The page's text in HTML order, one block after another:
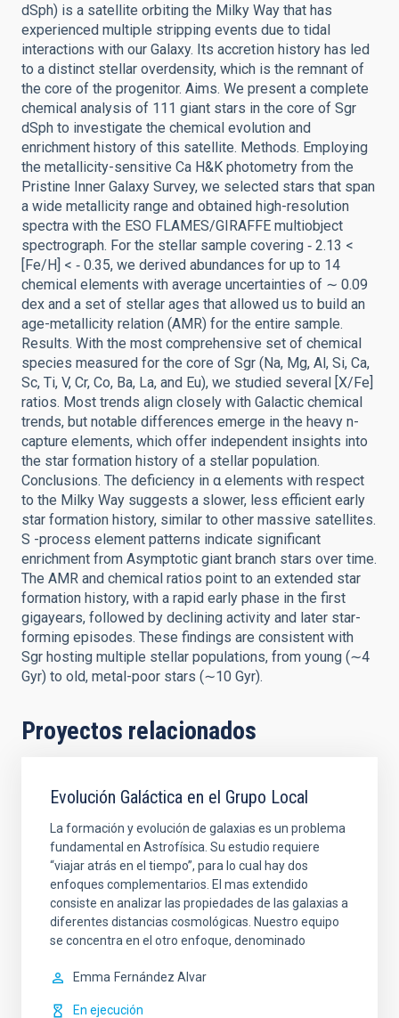
dSph) is a satellite orbiting the Milky Way that has
experienced multiple stripping events due to tidal
interactions with our Galaxy. Its accretion history has led
to a distinct stellar overdensity, which is the remnant of
the core of the progenitor. Aims. We present a complete
chemical analysis of 111 giant stars in the core of Sgr
dSph to investigate the chemical evolution and
enrichment history of this satellite. Methods. Employing
the metallicity-sensitive Ca H&K photometry from the
Pristine Inner Galaxy Survey, we selected stars that span
a wide metallicity range and obtained high-resolution
spectra with the ESO FLAMES/GIRAFFE multiobject
spectrograph. For the stellar sample covering ‑ 2.13 <
[Fe/H] < ‑ 0.35, we derived abundances for up to 14
chemical elements with average uncertainties of ∼ 0.09
dex and a set of stellar ages that allowed us to build an
age-metallicity relation (AMR) for the entire sample.
Results. With the most comprehensive set of chemical
species measured for the core of Sgr (Na, Mg, Al, Si, Ca,
Sc, Ti, V, Cr, Co, Ba, La, and Eu), we studied several [X/Fe]
ratios. Most trends align closely with Galactic chemical
trends, but notable differences emerge in the heavy n-
capture elements, which offer independent insights into
the star formation history of a stellar population.
Conclusions. The deficiency in α elements with respect
to the Milky Way suggests a slower, less efficient early
star formation history, similar to other massive satellites.
S -process element patterns indicate significant
enrichment from Asymptotic giant branch stars over time.
The AMR and chemical ratios point to an extended star
formation history, with a rapid early phase in the first
gigayears, followed by declining activity and later star-
forming episodes. These findings are consistent with
Sgr hosting multiple stellar populations, from young (∼4
Gyr) to old, metal-poor stars (∼10 Gyr).
Proyectos relacionados
Evolución Galáctica en el Grupo Local
La formación y evolución de galaxias es un problema
fundamental en Astrofísica. Su estudio requiere
“viajar atrás en el tiempo”, para lo cual hay dos
enfoques complementarios. El mas extendido
consiste en analizar las propiedades de las galaxias a
diferentes distancias cosmológicas. Nuestro equipo
se concentra en el otro enfoque, denominado
Emma Fernández Alvar
En ejecución